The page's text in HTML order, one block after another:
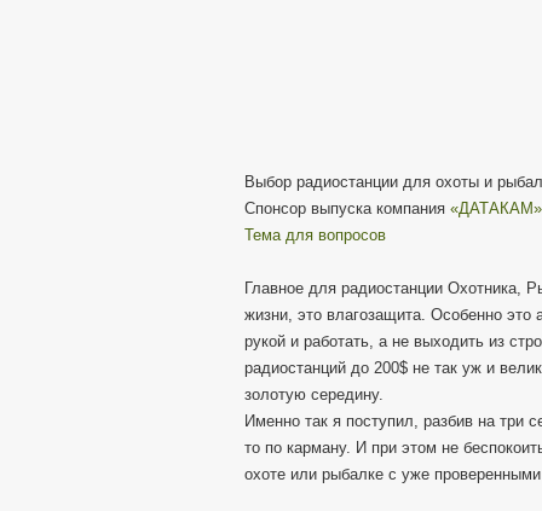
Выбор радиостанции для охоты и
Спонсор выпуска компания «ДАТАКАМ»
Тема для вопросов
Главное для радиостанции Охотника,
жизни, это влагозащита. Особенно это
рукой и работать, а не выходить из
радиостанций до 200$ не так уж и
золотую середину.
Именно так я поступил, разбив на три
то по карману. И при этом не
охоте или рыбалке с уже